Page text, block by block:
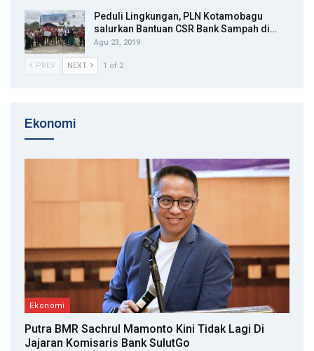
Peduli Lingkungan, PLN Kotamobagu
salurkan Bantuan CSR Bank Sampah di…
Agu 23, 2019
PREV NEXT 1 of 2
Ekonomi
Ekonomi
Putra BMR Sachrul Mamonto Kini Tidak Lagi Di
Jajaran Komisaris Bank SulutGo